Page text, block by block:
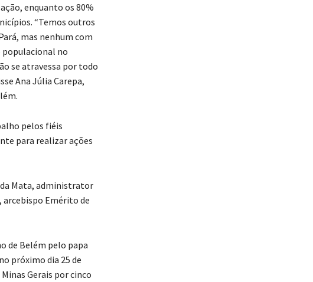
enquanto os 80%
“Temos outros
mas nenhum com
populacional no
se atravessa por todo
Ana Júlia Carepa,
pelos fiéis
para realizar ações
Mata, administrator
arcebispo Emérito de
de Belém pelo papa
próximo dia 25 de
Gerais por cinco